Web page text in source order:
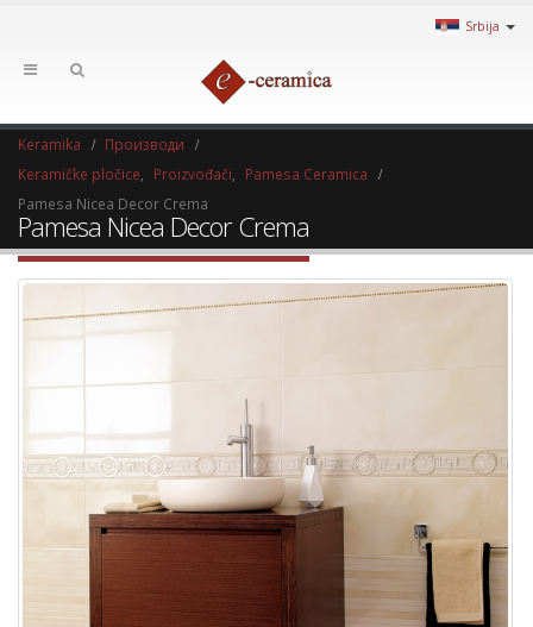
Srbija
Keramika
Производи
Keramičke pločice
Proizvođači
Pamesa Ceramica
Pamesa Nicea Decor Crema
Pamesa Nicea Decor Crema